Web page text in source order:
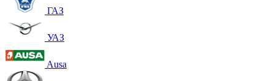
ГАЗ
УАЗ
Ausa